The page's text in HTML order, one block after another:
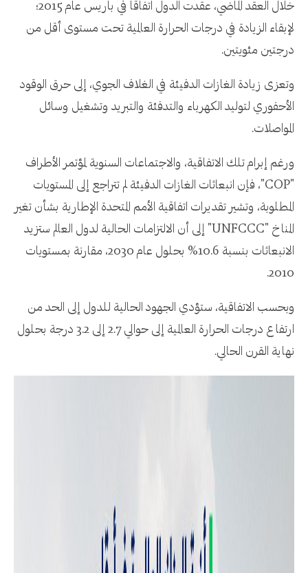
خلال العقد الماضي، عقدت الدول اتفاقًا في باريس عام 2015؛
لإبقاء الزيادة في درجات الحرارة العالمية تحت مستوى أقل من
درجتين مئويتين.
وتعزى زيادة الغازات الدفيئة في الغلاف الجوي، إلى حرق الوقود
الأحفوري لتوليد الكهرباء والتدفئة والتبريد وتشغيل وسائل
المواصلات.
ورغم إبرام تلك الاتفاقية، والاجتماعات السنوية لمؤتمر الأطراف
"COP"، فإن انبعاثات الغازات الدفيئة لم تتراجع إلى المستويات
المطلوبة، وتشير تقديرات اتفاقية الأمم المتحدة الإطارية بشأن تغير
المناخ "UNFCCC" إلى أن الالتزامات الحالية لدول العالم ستزيد
الانبعاثات بنسبة 10.6% بحلول عام 2030، مقارنة بمستويات
2010.
وبحسب الاتفاقية، ستؤدي الجهود الحالية للدول إلى الحد من
ارتفاع درجات الحرارة العالمية إلى حوالي 2.7 إلى 3.2 درجة بحلول
نهاية القرن الحالي.